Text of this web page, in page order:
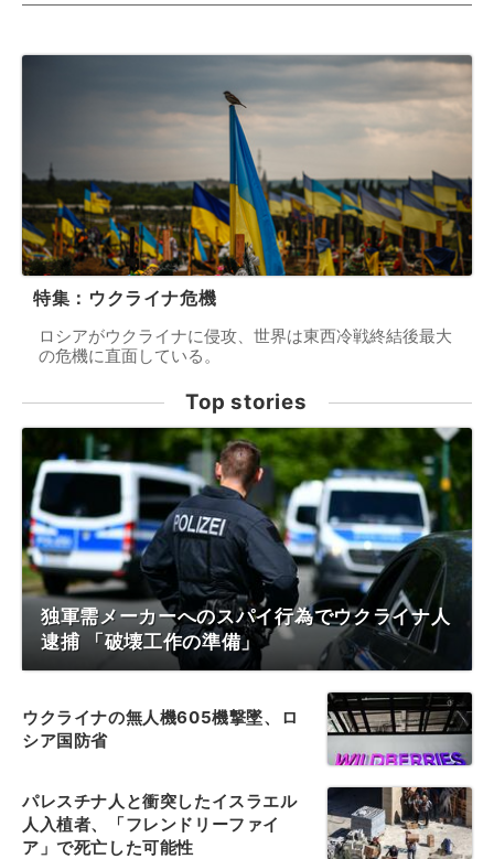
特集：ウクライナ危機
ロシアがウクライナに侵攻、世界は東西冷戦終結後最大
の危機に直面している。
Top stories
独軍需メーカーへのスパイ行為でウクライナ人
逮捕 「破壊工作の準備」
ウクライナの無人機605機撃墜、ロ
シア国防省
パレスチナ人と衝突したイスラエル
人入植者、「フレンドリーファイ
ア」で死亡した可能性